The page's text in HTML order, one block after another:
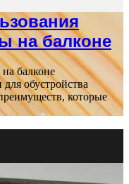
на балконе
балконе
обустройства
которые